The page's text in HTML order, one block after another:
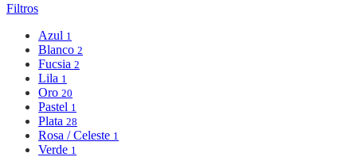
Filtros
Azul 1
Blanco 2
Fucsia 2
Lila 1
Oro 20
Pastel 1
Plata 28
Rosa / Celeste 1
Verde 1